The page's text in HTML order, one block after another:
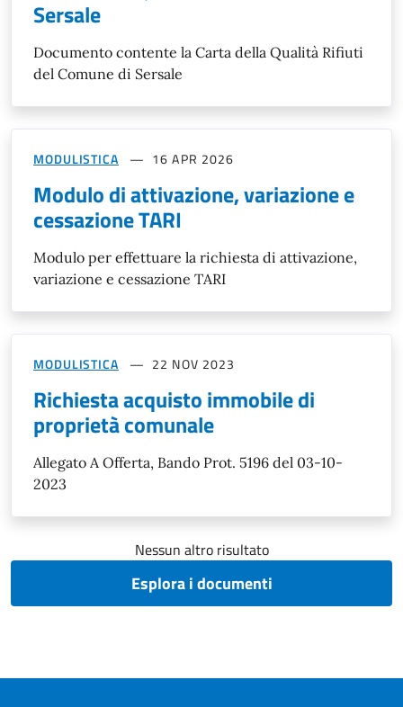
Sersale
Documento contente la Carta della Qualità Rifiuti
del Comune di Sersale
MODULISTICA 16 APR 2026
Modulo di attivazione, variazione e
cessazione TARI
Modulo per effettuare la richiesta di attivazione,
variazione e cessazione TARI
MODULISTICA 22 NOV 2023
Richiesta acquisto immobile di
proprietà comunale
Allegato A Offerta, Bando Prot. 5196 del 03-10-
2023
Nessun altro risultato
Esplora i documenti